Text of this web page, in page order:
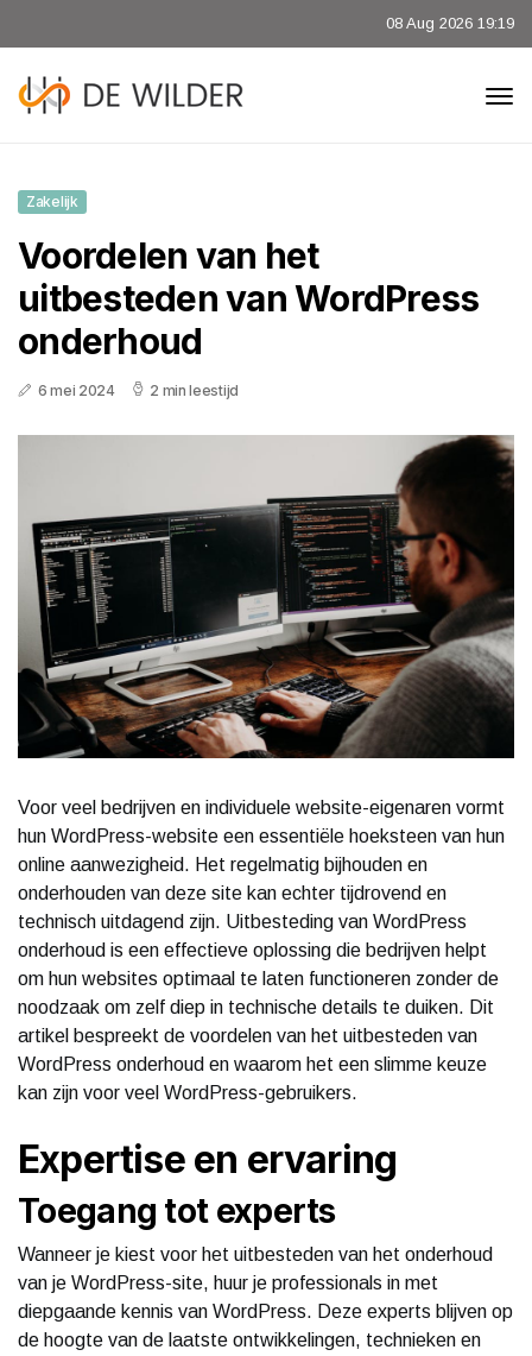
08 Aug 2026 19:19
Zakelijk
Voordelen van het
uitbesteden van WordPress
onderhoud
6 mei 2024 2 min leestijd
Voor veel bedrijven en individuele website-eigenaren vormt
hun WordPress-website een essentiële hoeksteen van hun
online aanwezigheid. Het regelmatig bijhouden en
onderhouden van deze site kan echter tijdrovend en
technisch uitdagend zijn. Uitbesteding van WordPress
onderhoud is een effectieve oplossing die bedrijven helpt
om hun websites optimaal te laten functioneren zonder de
noodzaak om zelf diep in technische details te duiken. Dit
artikel bespreekt de voordelen van het uitbesteden van
WordPress onderhoud en waarom het een slimme keuze
kan zijn voor veel WordPress-gebruikers.
Expertise en ervaring
Toegang tot experts
Wanneer je kiest voor het uitbesteden van het onderhoud
van je WordPress-site, huur je professionals in met
diepgaande kennis van WordPress. Deze experts blijven op
de hoogte van de laatste ontwikkelingen, technieken en